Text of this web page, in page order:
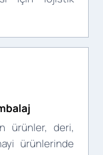
ürünler, deri,
ürünlerinde